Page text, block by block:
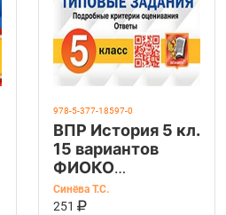
978-5-377-18597-0
ВПР История 5 кл.
15 вариантов
ФИОКО
СТАТГРАД ТЗ
ФГОС (Экзамен)
Синёва Т.С.
251
В КОРЗИНУ